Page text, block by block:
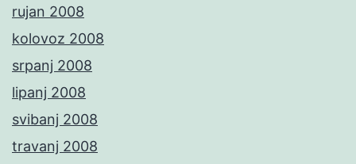
rujan 2008
kolovoz 2008
srpanj 2008
lipanj 2008
svibanj 2008
travanj 2008